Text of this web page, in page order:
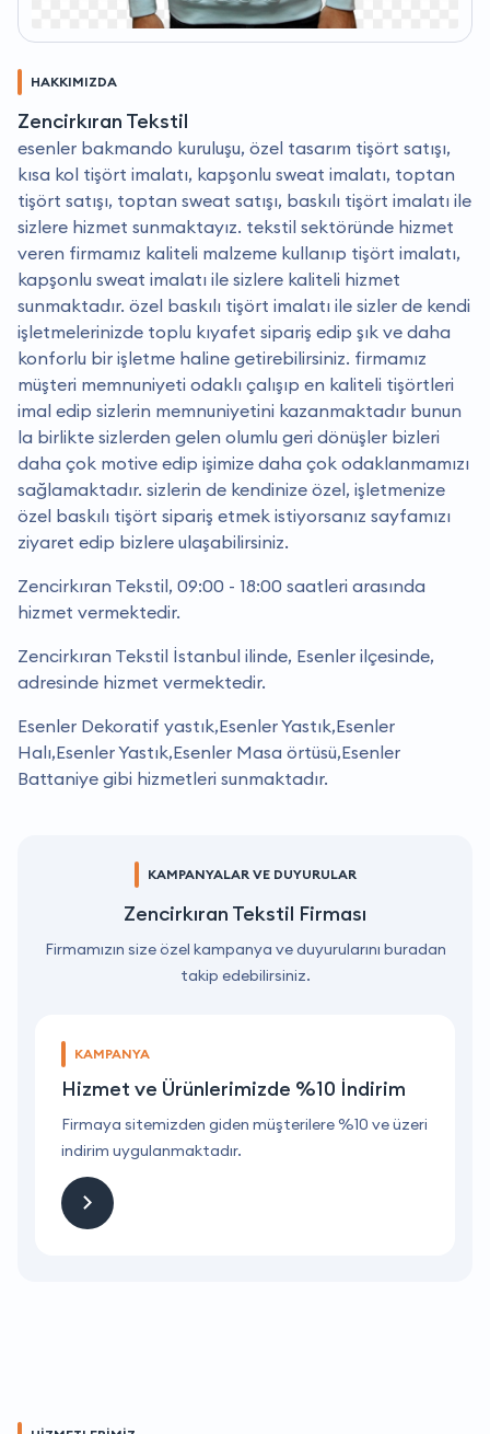
HAKKIMIZDA
Zencirkıran Tekstil
esenler bakmando kuruluşu, özel tasarım tişört satışı,
kısa kol tişört imalatı, kapşonlu sweat imalatı, toptan
tişört satışı, toptan sweat satışı, baskılı tişört imalatı ile
sizlere hizmet sunmaktayız. tekstil sektöründe hizmet
veren firmamız kaliteli malzeme kullanıp tişört imalatı,
kapşonlu sweat imalatı ile sizlere kaliteli hizmet
sunmaktadır. özel baskılı tişört imalatı ile sizler de kendi
işletmelerinizde toplu kıyafet sipariş edip şık ve daha
konforlu bir işletme haline getirebilirsiniz. firmamız
müşteri memnuniyeti odaklı çalışıp en kaliteli tişörtleri
imal edip sizlerin memnuniyetini kazanmaktadır bunun
la birlikte sizlerden gelen olumlu geri dönüşler bizleri
daha çok motive edip işimize daha çok odaklanmamızı
sağlamaktadır. sizlerin de kendinize özel, işletmenize
özel baskılı tişört sipariş etmek istiyorsanız sayfamızı
ziyaret edip bizlere ulaşabilirsiniz.
Zencirkıran Tekstil, 09:00 - 18:00 saatleri arasında
hizmet vermektedir.
Zencirkıran Tekstil İstanbul ilinde, Esenler ilçesinde,
adresinde hizmet vermektedir.
Esenler Dekoratif yastık,Esenler Yastık,Esenler
Halı,Esenler Yastık,Esenler Masa örtüsü,Esenler
Battaniye gibi hizmetleri sunmaktadır.
KAMPANYALAR VE DUYURULAR
Zencirkıran Tekstil Firması
Firmamızın size özel kampanya ve duyurularını buradan
takip edebilirsiniz.
KAMPANYA
Hizmet ve Ürünlerimizde %10 İndirim
Firmaya sitemizden giden müşterilere %10 ve üzeri
indirim uygulanmaktadır.